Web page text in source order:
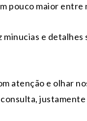
pouco maior entre
e
atenção e olhar